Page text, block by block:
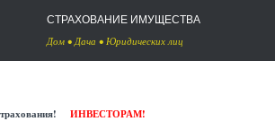
СТРАХОВАНИЕ ИМУЩЕСТВА
Дом •Дача • Юридических лиц
ИНВЕСТОРАМ!